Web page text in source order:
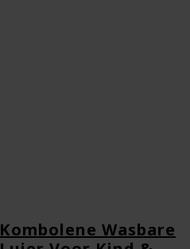
Kombolene Wasbare